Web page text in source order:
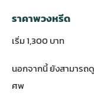
ราคาพวงหรีด
เริ่ม 1,300 บาท
นอกจากนี้ ยังสามารถ
ศพ